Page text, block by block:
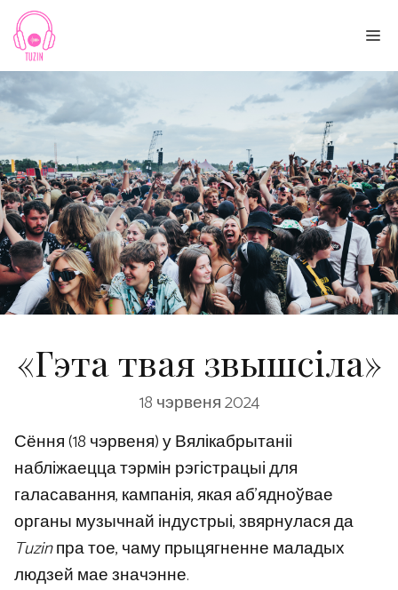
Skip
content
«Гэта твая звышсіла»
18 чэрвеня 2024
Сёння (18 чэрвеня) у Вялікабрытаніі
набліжаецца тэрмін рэгістрацыі для
галасавання, кампанія, якая аб’ядноўвае
органы музычнай індустрыі, звярнулася да
Tuzinпра тое, чаму прыцягненне маладых
людзей мае значэнне.